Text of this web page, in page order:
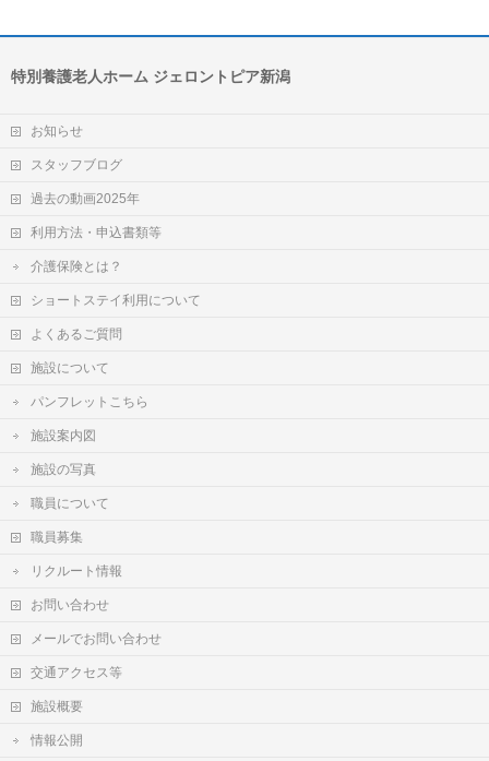
特別養護老人ホーム ジェロントピア新潟
お知らせ
スタッフブログ
過去の動画2025年
利用方法・申込書類等
介護保険とは？
ショートステイ利用について
よくあるご質問
施設について
パンフレットこちら
施設案内図
施設の写真
職員について
職員募集
リクルート情報
お問い合わせ
メールでお問い合わせ
交通アクセス等
施設概要
情報公開